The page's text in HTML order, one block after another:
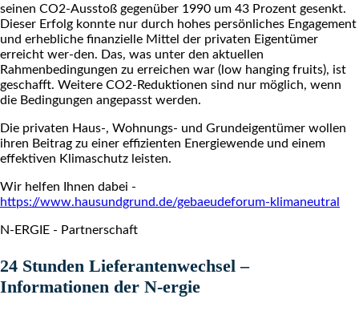
seinen CO2-Ausstoß gegenüber 1990 um 43 Prozent gesenkt.
Dieser Erfolg konnte nur durch hohes persönliches Engagement
und erhebliche finanzielle Mittel der privaten Eigentümer
erreicht wer-den. Das, was unter den aktuellen
Rahmenbedingungen zu erreichen war (low hanging fruits), ist
geschafft. Weitere CO2-Reduktionen sind nur möglich, wenn
die Bedingungen angepasst werden.
Die privaten Haus-, Wohnungs- und Grundeigentümer wollen
ihren Beitrag zu einer effizienten Energiewende und einem
effektiven Klimaschutz leisten.
Wir helfen Ihnen dabei -
https://www.hausundgrund.de/gebaeudeforum-klimaneutral
N-ERGIE - Partnerschaft
24 Stunden Lieferantenwechsel –
Informationen der N-ergie